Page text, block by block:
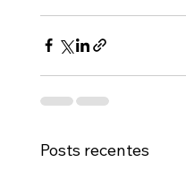
Posts recentes